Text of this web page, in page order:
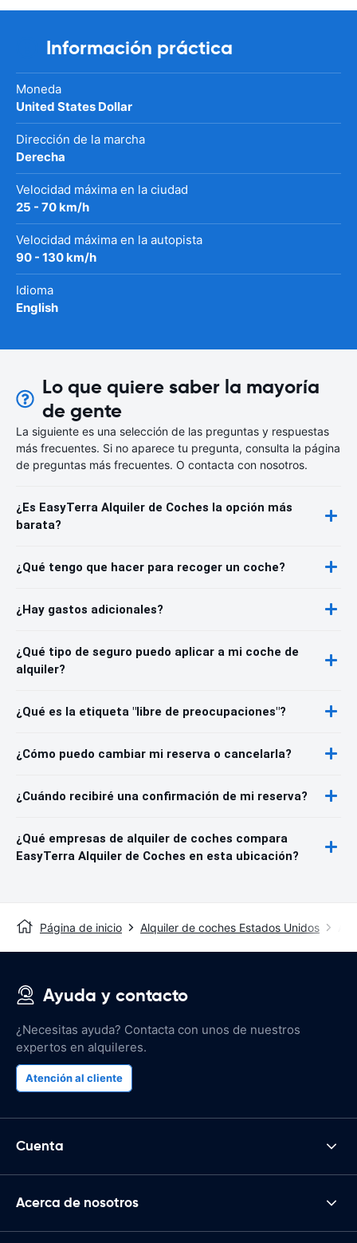
Información práctica
Moneda
United States Dollar
Dirección de la marcha
Derecha
Velocidad máxima en la ciudad
25 - 70 km/h
Velocidad máxima en la autopista
90 - 130 km/h
Idioma
English
Lo que quiere saber la mayoría
de gente
La siguiente es una selección de las preguntas y respuestas
más frecuentes. Si no aparece tu pregunta, consulta la página
de preguntas más frecuentes. O contacta con nosotros.
¿Es EasyTerra Alquiler de Coches la opción más
barata?
¿Qué tengo que hacer para recoger un coche?
¿Hay gastos adicionales?
¿Qué tipo de seguro puedo aplicar a mi coche de
alquiler?
¿Qué es la etiqueta "libre de preocupaciones"?
¿Cómo puedo cambiar mi reserva o cancelarla?
¿Cuándo recibiré una confirmación de mi reserva?
¿Qué empresas de alquiler de coches compara
EasyTerra Alquiler de Coches en esta ubicación?
Página de inicio Alquiler de coches Estados Unidos
Ayuda y contacto
¿Necesitas ayuda? Contacta con unos de nuestros
expertos en alquileres.
Atención al cliente
Cuenta
Acerca de nosotros